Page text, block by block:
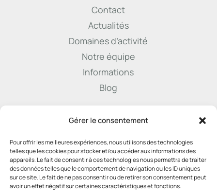
Gérer le consentement
Pour offrir les meilleures expériences, nous utilisons des technologies
telles que les cookies pour stocker et/ou accéder aux informations des
appareils. Le fait de consentir à ces technologies nous permettra de traiter
des données telles que le comportement de navigation ou les ID uniques
sur ce site. Le fait de ne pas consentir ou de retirer son consentement peut
avoir un effet négatif sur certaines caractéristiques et fonctions.
Contact
Actualités
Domaines d’activité
Notre équipe
Informations
Blog

info@derenne.law
